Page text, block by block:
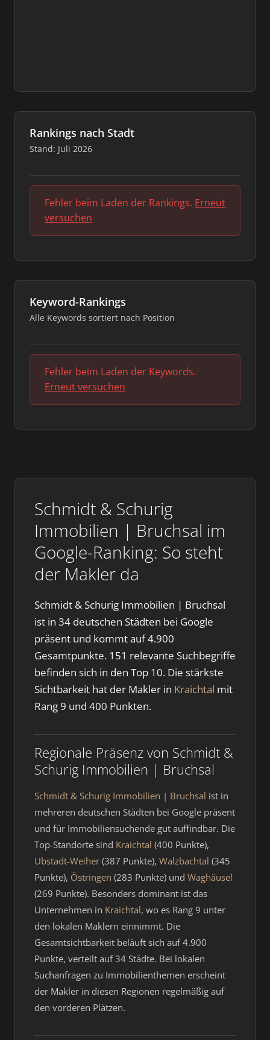
Schmidt & Schurig
Immobilien | Bruchsal im
Google-Ranking: So steht
der Makler da
Schmidt & Schurig Immobilien | Bruchsal
ist in 34 deutschen Städten bei Google
präsent und kommt auf 4.900
Gesamtpunkte. 151 relevante Suchbegriffe
befinden sich in den Top 10. Die stärkste
Sichtbarkeit hat der Makler in Kraichtal mit
Rang 9 und 400 Punkten.
Regionale Präsenz von Schmidt &
Schurig Immobilien | Bruchsal
Schmidt & Schurig Immobilien | Bruchsal ist in
mehreren deutschen Städten bei Google präsent
und für Immobiliensuchende gut auffindbar. Die
Top-Standorte sind Kraichtal (400 Punkte),
Ubstadt-Weiher (387 Punkte), Walzbachtal (345
Punkte), Östringen (283 Punkte) und Waghäusel
(269 Punkte). Besonders dominant ist das
Unternehmen in Kraichtal, wo es Rang 9 unter
den lokalen Maklern einnimmt. Die
Gesamtsichtbarkeit beläuft sich auf 4.900
Punkte, verteilt auf 34 Städte. Bei lokalen
Suchanfragen zu Immobilienthemen erscheint
der Makler in diesen Regionen regelmäßig auf
den vorderen Plätzen.
Rankings nach Stadt
Stand: Juli 2026
Fehler beim Laden der Rankings. Erneut
versuchen
Keyword-Rankings
Alle Keywords sortiert nach Position
Fehler beim Laden der Keywords.
Erneut versuchen